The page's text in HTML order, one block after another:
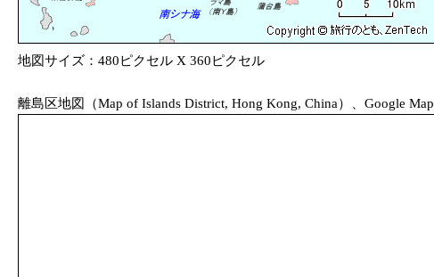
地図サイズ：480ピクセル X 360ピクセル
離島区地図（Map of Islands District, Hong Kong, China）、Google Map